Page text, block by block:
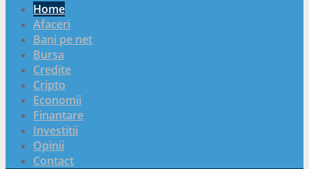
Home
Afaceri
Bani pe net
Bursa
Credite
Cripto
Economii
Finantare
Investitii
Opinii
Contact